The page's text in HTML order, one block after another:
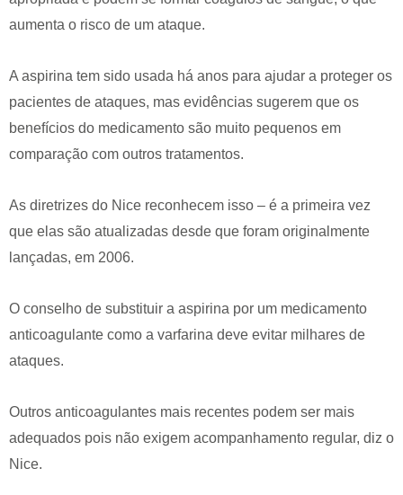
aumenta o risco de um ataque.
A aspirina tem sido usada há anos para ajudar a proteger os
pacientes de ataques, mas evidências sugerem que os
benefícios do medicamento são muito pequenos em
comparação com outros tratamentos.
As diretrizes do Nice reconhecem isso – é a primeira vez
que elas são atualizadas desde que foram originalmente
lançadas, em 2006.
O conselho de substituir a aspirina por um medicamento
anticoagulante como a varfarina deve evitar milhares de
ataques.
Outros anticoagulantes mais recentes podem ser mais
adequados pois não exigem acompanhamento regular, diz o
Nice.